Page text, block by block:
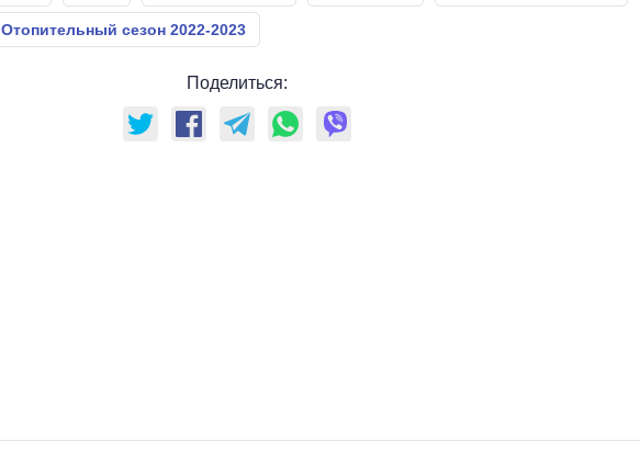
Отопительный сезон 2022-2023
Поделиться: